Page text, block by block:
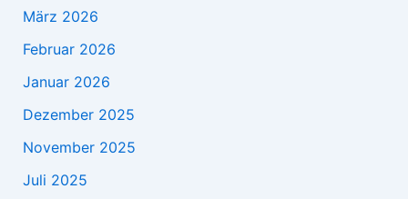
März 2026
Februar 2026
Januar 2026
Dezember 2025
November 2025
Juli 2025